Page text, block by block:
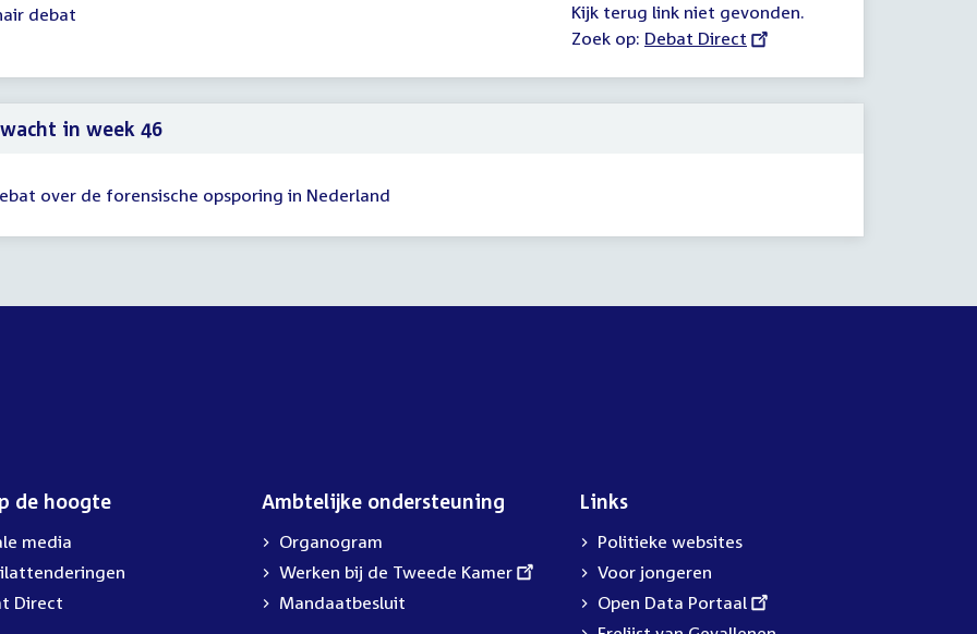
debat
Kijk terug link niet gevonden.
Zoek op: External
Debat Direct
in week 46
over de forensische opsporing in Nederland
de hoogte
media
Direct
Ambtelijke ondersteuning
Organogram
External
link:
Werken bij de Tweede Kamer
Mandaatbesluit
Links
Politieke websites
Voor jongeren
External
link:
Open Data Portaal